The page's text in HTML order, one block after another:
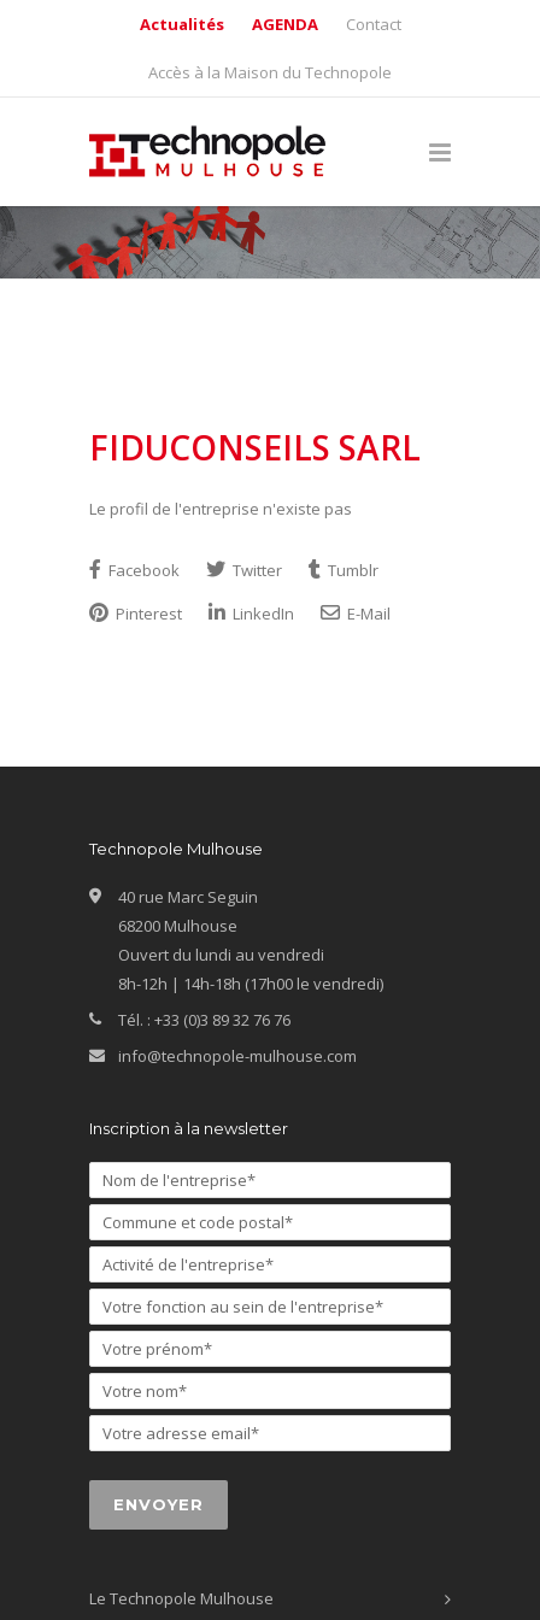
Actualités AGENDA Contact
Accès à la Maison du Technopole
FIDUCONSEILS SARL
Le profil de l'entreprise n'existe pas
Facebook Twitter
Tumblr
Pinterest
LinkedIn E-Mail
Technopole Mulhouse
40 rue Marc Seguin
68200 Mulhouse
Ouvert du lundi au vendredi
8h-12h | 14h-18h (17h00 le vendredi)
Tél. : +33 (0)3 89 32 76 76
info@technopole-mulhouse.com
Inscription à la newsletter
Le Technopole Mulhouse